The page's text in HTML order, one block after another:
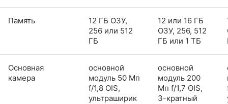
Память
12 ГБ ОЗУ,
256 или 512
ГБ
12 или 16 ГБ
ОЗУ, 256, 512
ГБ или 1 ТБ
Основная
камера
основной
модуль 50 Мп
f/1,8 OIS,
ультраширик
основной
модуль 200
Мп f/1,7 OIS,
3-кратный